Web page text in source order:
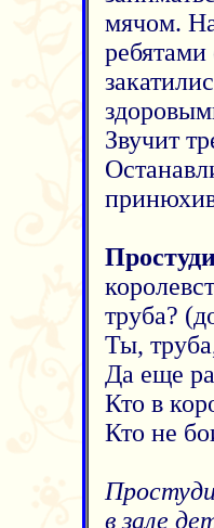
мячом.
Звучит
труба?
Ты,
Да еще
Кто в
Кто не
в зале